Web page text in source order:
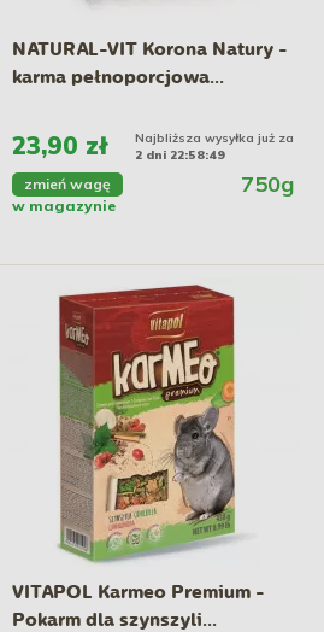
NATURAL-VIT Korona Natury -
karma pełnoporcjowa...
23,90 zł
Najbliższa wysyłka już za
2 dni 22:58:48
zmień wagę 750g
w magazynie
VITAPOL Karmeo Premium -
Pokarm dla szynszyli...